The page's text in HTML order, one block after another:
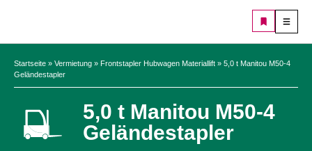
Startseite » Vermietung » Frontstapler Hubwagen Materiallift » 5,0 t Manitou M50-4
Geländestapler
5,0 t Manitou M50-4
Geländestapler